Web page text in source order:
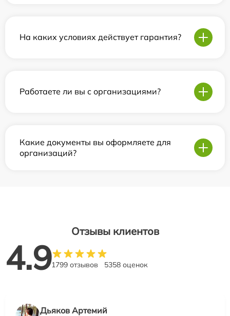
На каких условиях действует гарантия?
Работаете ли вы с организациями?
Какие документы вы оформляете для
организаций?
Отзывы клиентов
4.91799 отзывов 5358 оценок
Дьяков Артемий